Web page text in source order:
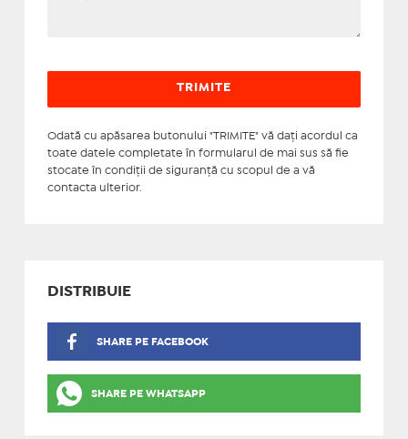
Odată cu apăsarea butonului "TRIMITE" vă daţi acordul ca
toate datele completate în formularul de mai sus să fie
stocate în condiţii de siguranţă cu scopul de a vă
contacta ulterior.
DISTRIBUIE
SHARE PE FACEBOOK
SHARE PE WHATSAPP